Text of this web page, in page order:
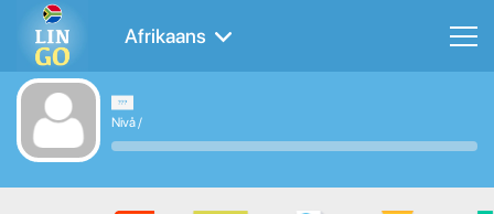
Afrikaans
Nivå/